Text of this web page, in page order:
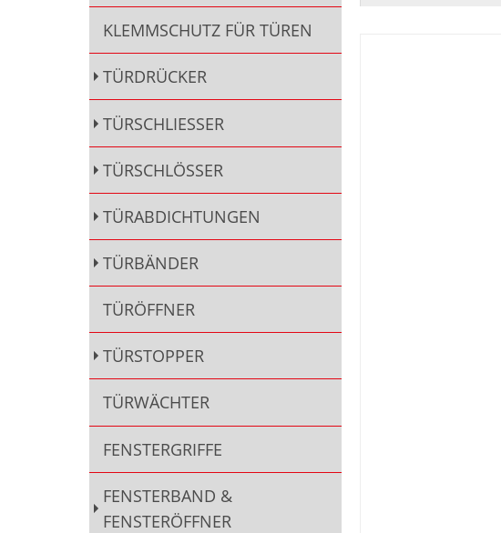
KLEMMSCHUTZ FÜR TÜREN
TÜRDRÜCKER
TÜRSCHLIESSER
TÜRSCHLÖSSER
TÜRABDICHTUNGEN
TÜRBÄNDER
TÜRÖFFNER
TÜRSTOPPER
TÜRWÄCHTER
FENSTERGRIFFE
FENSTERBAND &
FENSTERÖFFNER